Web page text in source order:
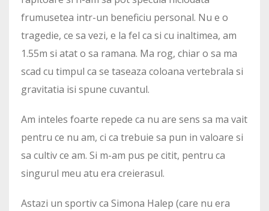
frumusetea intr-un beneficiu personal. Nu e o
tragedie, ce sa vezi, e la fel ca si cu inaltimea, am
1.55m si atat o sa ramana. Ma rog, chiar o sa ma
scad cu timpul ca se taseaza coloana vertebrala si
gravitatia isi spune cuvantul.
Am inteles foarte repede ca nu are sens sa ma vait
pentru ce nu am, ci ca trebuie sa pun in valoare si
sa cultiv ce am. Si m-am pus pe citit, pentru ca
singurul meu atu era creierasul.
Astazi un sportiv ca Simona Halep (care nu era